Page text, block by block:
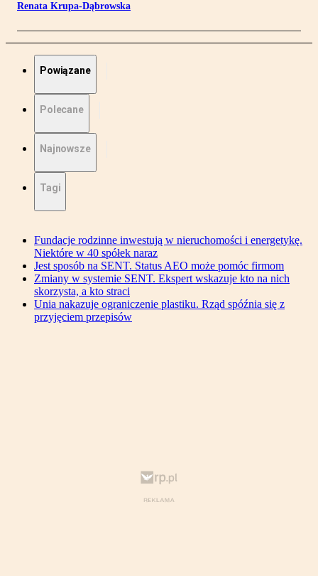
Renata Krupa-Dąbrowska
Powiązane
Polecane
Najnowsze
Tagi
Fundacje rodzinne inwestują w nieruchomości i energetykę.
Niektóre w 40 spółek naraz
Jest sposób na SENT. Status AEO może pomóc firmom
Zmiany w systemie SENT. Ekspert wskazuje kto na nich
skorzysta, a kto straci
Unia nakazuje ograniczenie plastiku. Rząd spóźnia się z
przyjęciem przepisów